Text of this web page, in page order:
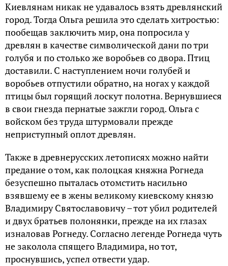
Киевлянам никак не удавалось взять древлянский
город. Тогда Ольга решила это сделать хитростью:
пообещав заключить мир, она попросила у
древлян в качестве символической дани по три
голубя и по столько же воробьев со двора. Птиц
доставили. С наступлением ночи голубей и
воробьев отпустили обратно, на ногах у каждой
птицы был горящий лоскут полотна. Вернувшиеся
в свои гнезда пернатые зажгли город. Ольга с
войском без труда штурмовали прежде
неприступный оплот древлян.
Также в древнерусских летописях можно найти
предание о том, как полоцкая княжна Рогнеда
безуспешно пыталась отомстить насильно
взявшему ее в жены великому киевскому князю
Владимиру Святославовичу – тот убил родителей
и двух братьев полонянки, прежде на их глазах
изналовав Рогнеду. Согласно легенде Рогнеда чуть
не заколола спящего Владимира, но тот,
проснувшись, успел отвести удар.